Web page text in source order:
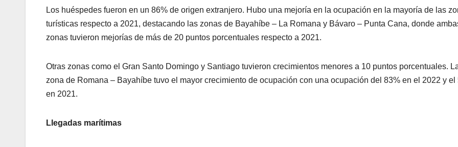
Los huéspedes fueron en un 86% de origen extranjero. Hubo una mejoría en la ocupación en la mayoría de las
turísticas respecto a 2021, destacando las zonas de Bayahíbe – La Romana y Bávaro – Punta Cana, donde
zonas tuvieron mejorías de más de 20 puntos porcentuales respecto a 2021.
Otras zonas como el Gran Santo Domingo y Santiago tuvieron crecimientos menores a 10 puntos porcentuales.
zona de Romana – Bayahíbe tuvo el mayor crecimiento de ocupación con una ocupación del 83% en el 2022 y el
en 2021.
Llegadas marítimas